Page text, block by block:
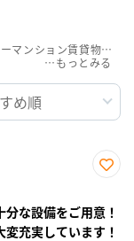
り登
録
な設備をご用意！
充実しています！
西１１丁目駅/家具付賃貸の家具家電付きマンスリーマンション賃貸物件一覧を、31件掲載中。敷金・礼金無料、家具・家電付をご紹介。こだわり条件での絞込みも簡単！
…